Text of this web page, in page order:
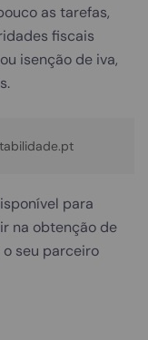
as tarefas,
fiscais
isenção de iva,
para
na obtenção de
seu parceiro